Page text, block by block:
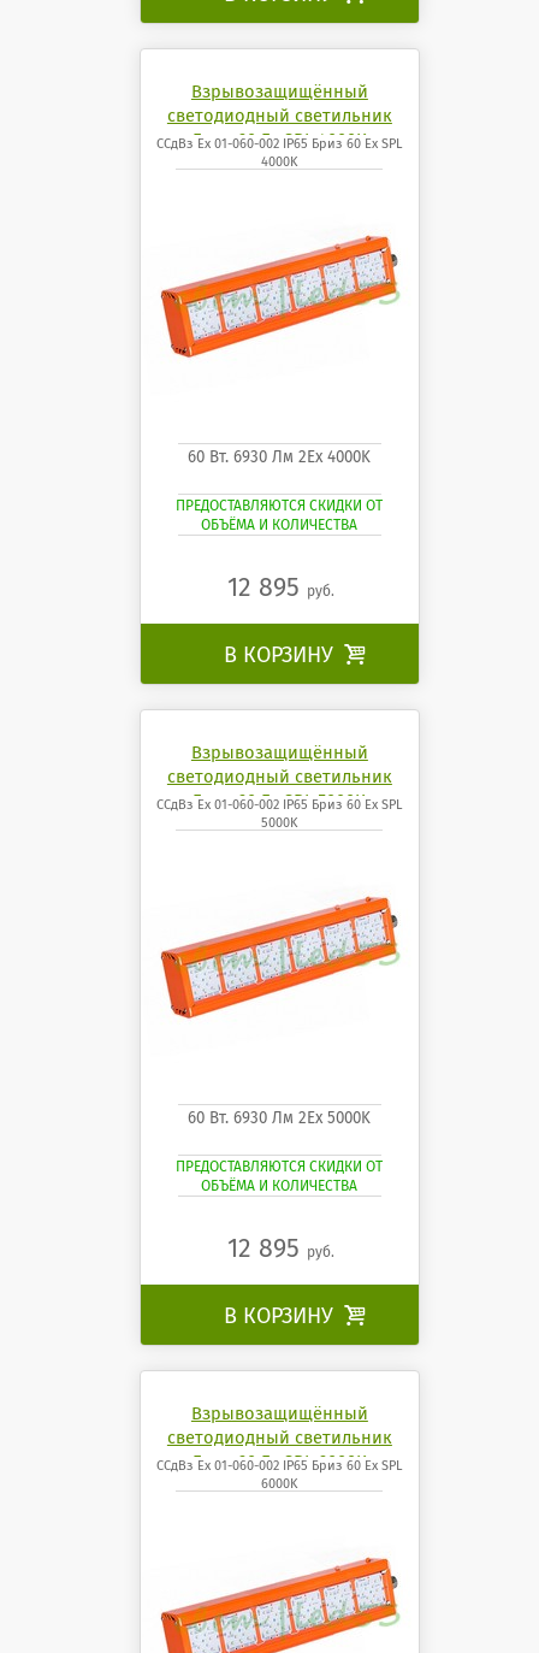
Взрывозащищённый
светодиодный светильник
Бриз 60 Ех SPL 4000K
ССдВз Ех 01-060-002 IP65 Бриз 60 Ех SPL
4000K
60 Вт. 6930 Лм 2Ех 4000K
ПРЕДОСТАВЛЯЮТСЯ СКИДКИ ОТ
ОБЪЁМА И КОЛИЧЕСТВА
12 895 руб.
В КОРЗИНУ 
Взрывозащищённый
светодиодный светильник
Бриз 60 Ех SPL 5000K
ССдВз Ех 01-060-002 IP65 Бриз 60 Ех SPL
5000K
60 Вт. 6930 Лм 2Ех 5000K
ПРЕДОСТАВЛЯЮТСЯ СКИДКИ ОТ
ОБЪЁМА И КОЛИЧЕСТВА
12 895 руб.
В КОРЗИНУ 
Взрывозащищённый
светодиодный светильник
Бриз 60 Ех SPL 6000K
ССдВз Ех 01-060-002 IP65 Бриз 60 Ех SPL
6000K